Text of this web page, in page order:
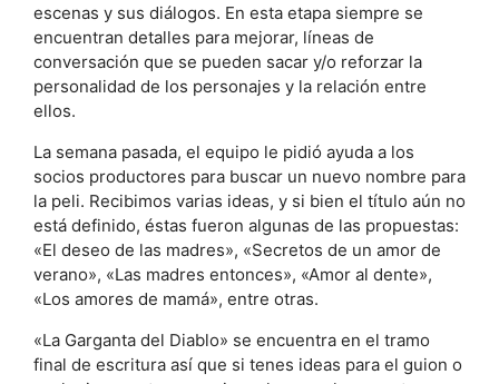
escenas y sus diálogos. En esta etapa siempre se
encuentran detalles para mejorar, líneas de
conversación que se pueden sacar y/o reforzar la
personalidad de los personajes y la relación entre
ellos.
La semana pasada, el equipo le pidió ayuda a los
socios productores para buscar un nuevo nombre para
la peli. Recibimos varias ideas, y si bien el título aún no
está definido, éstas fueron algunas de las propuestas:
«El deseo de las madres», «Secretos de un amor de
verano», «Las madres entonces», «Amor al dente»,
«Los amores de mamá», entre otras.
«La Garganta del Diablo» se encuentra en el tramo
final de escritura así que si tenes ideas para el guion o